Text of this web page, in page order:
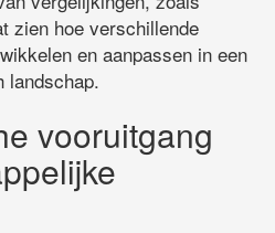
zien hoe verschillende
en aanpassen in een
landschap.
vooruitgang